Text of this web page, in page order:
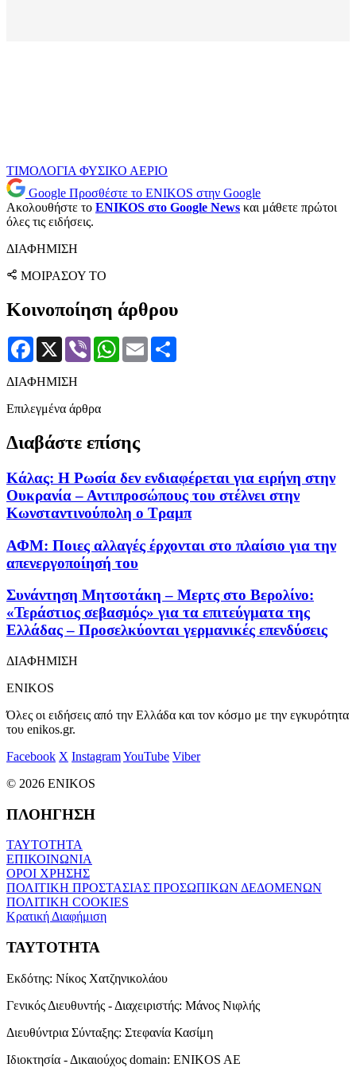
ΤΙΜΟΛΟΓΙΑ ΦΥΣΙΚΟ ΑΕΡΙΟ
Google Προσθέστε το ENIKOS στην Google
Ακολουθήστε το ENIKOS στο Google News και μάθετε πρώτοι
όλες τις ειδήσεις.
ΔΙΑΦΗΜΙΣΗ
ΜΟΙΡΑΣΟΥ ΤΟ
Κοινοποίηση άρθρου
Facebook
X Viber WhatsApp
Email
ΔΙΑΦΗΜΙΣΗ
Επιλεγμένα άρθρα
Διαβάστε επίσης
Κάλας: Η Ρωσία δεν ενδιαφέρεται για ειρήνη στην
Ουκρανία – Αντιπροσώπους του στέλνει στην
Κωνσταντινούπολη ο Τραμπ
ΑΦΜ: Ποιες αλλαγές έρχονται στο πλαίσιο για την
απενεργοποίησή του
Συνάντηση Μητσοτάκη – Μερτς στο Βερολίνο:
«Τεράστιος σεβασμός» για τα επιτεύγματα της
Ελλάδας – Προσελκύονται γερμανικές επενδύσεις
ΔΙΑΦΗΜΙΣΗ
ENIKOS
Όλες οι ειδήσεις από την Ελλάδα και τον κόσμο με την εγκυρότητα
του enikos.gr.
Facebook X InstagramYouTube Viber
© 2026 ENIKOS
ΠΛΟΗΓΗΣΗ
ΤΑΥΤΟΤΗΤΑ
ΕΠΙΚΟΙΝΩΝΙΑ
ΟΡΟΙ ΧΡΗΣΗΣ
ΠΟΛΙΤΙΚΗ ΠΡΟΣΤΑΣΙΑΣ ΠΡΟΣΩΠΙΚΩΝ ΔΕΔΟΜΕΝΩΝ
ΠΟΛΙΤΙΚΗ COOKIES
Κρατική Διαφήμιση
ΤΑΥΤΟΤΗΤΑ
Εκδότης: Νίκος Χατζηνικολάου
Γενικός Διευθυντής - Διαχειριστής: Μάνος Νιφλής
Διευθύντρια Σύνταξης: Στεφανία Κασίμη
Ιδιοκτησία - Δικαιούχος domain: ENIKOS AE